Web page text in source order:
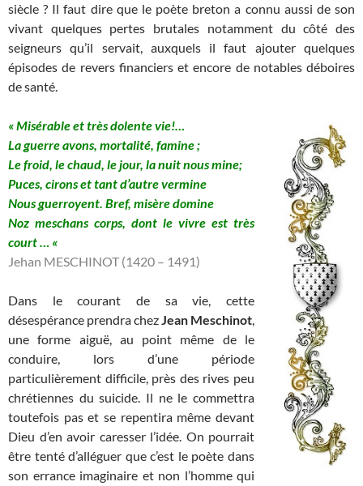
siècle ? Il faut dire que le poète breton a connu aussi de son
vivant quelques pertes brutales notamment du côté des
seigneurs qu’il servait, auxquels il faut ajouter quelques
épisodes de revers financiers et encore de notables déboires
de santé.
« Misérable et très dolente vie!…
La guerre avons, mortalité, famine ;
Le froid, le chaud, le jour, la nuit nous mine;
Puces, cirons et tant d’autre vermine
Nous guerroyent. Bref, misère domine
Noz meschans corps, dont le vivre est très
court … «
Jehan MESCHINOT (1420 – 1491)
Dans le courant de sa vie, cette
désespérance prendra chezJean Meschinot,
une forme aiguë, au point même de le
conduire, lors d’une période
particulièrement difficile, près des rives peu
chrétiennes du suicide. Il ne le commettra
toutefois pas et se repentira même devant
Dieu d’en avoir caresser l’idée. On pourrait
être tenté d’alléguer que c’est le poète dans
son errance imaginaire et non l’homme qui